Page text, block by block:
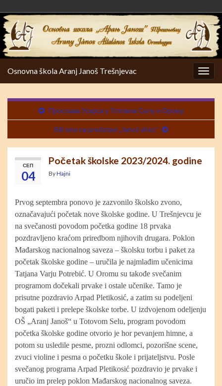
Osnovna škola Aranj Janoš Trešnjevac
Прослава Ускрса у Тотовом Селу и Орому
Bili smo na predstavi „Janoš vitez“
СЕП
04
Početak školske 2023/2024. godine
ByHajni
Prvog septembra ponovo je zazvonilo školsko zvono,
označavajući početak nove školske godine. U Trešnjevcu je
na svečanosti povodom početka godine 18 prvaka
pozdravljeno kraćom priredbom njihovih drugara. Poklon
Mađarskog nacionalnog saveza – školsku torbu i paket za
početak školske godine – uručila je najmlađim učenicima
Tatjana Varju Potrebić. U Oromu su takođe svečanim
programom dočekali prvake i ostale učenike. Tamo je
prisutne pozdravio Arpad Pletikosić, a zatim su podeljeni
bogati paketi i prelepe školske torbe. U izdvojenom odeljenju
OŠ „Aranj Janoš“ u Totovom Selu, program povodom
početka školske godine otvorio je hor pevanjem himne, a
potom su usledile pesme, prozni odlomci, pozorišne scene,
zvuci violine i pesma o početku škole i prijateljstvu. Posle
svečanog programa Arpad Pletikosić pozdravio je prvake i
uručio im prelep poklon Mađarskog nacionalnog saveza.